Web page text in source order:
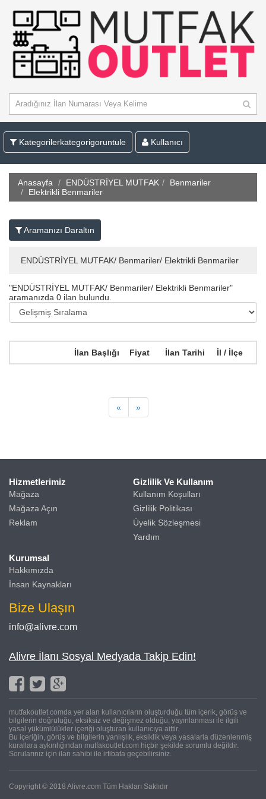
Kategorilerkategorigoruntule Kullanıcı
Anasayfa ENDÜSTRİYEL MUTFAK
Benmariler
Elektrikli Benmariler
Aramanızı Daraltın
ENDÜSTRİYEL MUTFAK/ Benmariler/ Elektrikli Benmariler
"ENDÜSTRİYEL MUTFAK/ Benmariler/ Elektrikli Benmariler"
aramanızda 0 ilan bulundu.
İlan Başlığı Fiyat İlan Tarihi İl / İlçe
« »
Hizmetlerimiz
Mağaza
Mağaza Açın
Reklam
Gizlilik Ve Kullanım
Kullanım Koşulları
Gizlilik Politikası
Üyelik Sözleşmesi
Yardım
Kurumsal
Hakkımızda
İnsan Kaynakları
Bize Ulaşın
info@alivre.com
Alivre İlanı Sosyal Medyada Takip Edin!
mutfakoutlet.comda yer alan kullanıcıların oluşturduğu tüm içerik, görüş ve
bilgilerin doğruluğu, eksiksiz ve değişmez olduğu, yayınlanması ile ilgili
yasal yükümlülükler içeriği oluşturan kullanıcıya aittir.
Bu içeriğin, görüş ve bilgilerin yanlışlık, eksiklik veya yasalarla düzenlenmiş
kurallara aykırılığından mutfakoutlet.com hiçbir şekilde sorumlu değildir.
Sorularınız için ilan sahibi ile irtibata geçebilirsiniz.
Copyright © 2018 Alivre.com Tüm Hakları Saklıdır